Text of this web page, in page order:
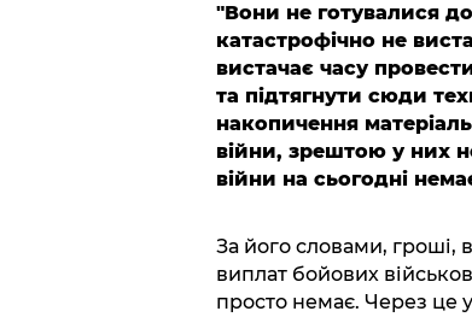
"Вони не готувалися
катастрофічно не
вистачає часу
та підтягнути сюди
накопичення
війни, зрештою у них
війни на сьогодні
За його словами, гроші,
виплат бойових
просто немає. Через це у